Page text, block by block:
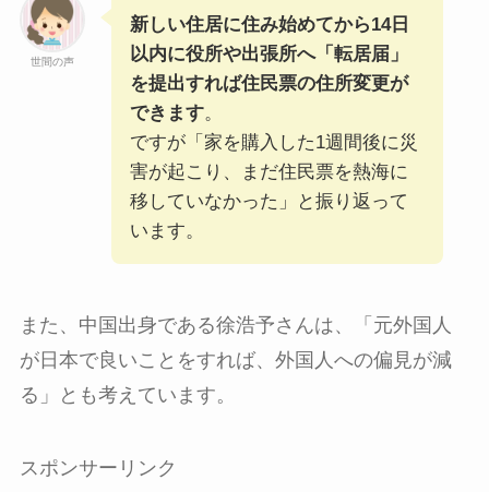
世間の声
新しい住居に住み始めてから14日
以内に役所や出張所へ「転居届」
を提出すれば住民票の住所変更が
できます。
ですが「家を購入した1週間後に災
害が起こり、まだ住民票を熱海に
移していなかった」と振り返って
います。
また、中国出身である徐浩予さんは、「元外国人
が日本で良いことをすれば、外国人への偏見が減
る」とも考えています。
スポンサーリンク